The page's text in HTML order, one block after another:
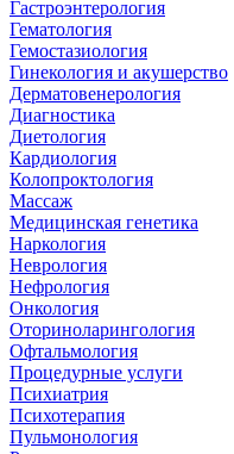
Гастроэнтерология
Гематология
Гемостазиология
Гинекология и акушерство
Дерматовенерология
Диагностика
Диетология
Кардиология
Колопроктология
Массаж
Медицинская генетика
Наркология
Неврология
Нефрология
Онкология
Оториноларингология
Офтальмология
Процедурные услуги
Психиатрия
Психотерапия
Пульмонология